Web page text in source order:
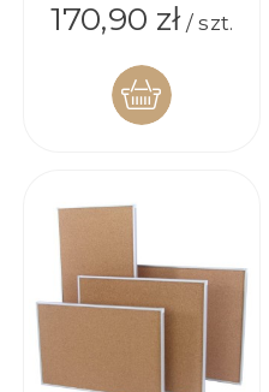
170,90 zł/ szt.
KOSZYKA